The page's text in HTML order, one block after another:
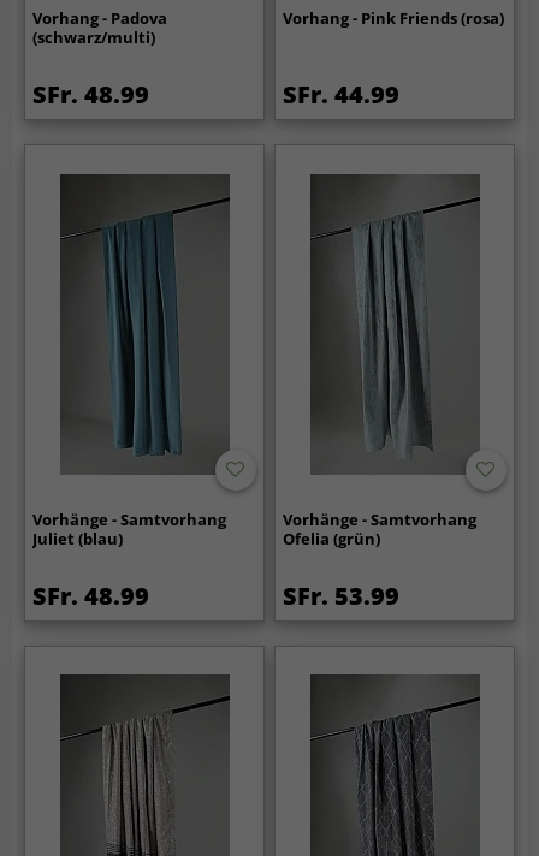
Vorhang - Padova
(schwarz/multi)
SFr. 48.99
Vorhang - Pink Friends (rosa)
SFr. 44.99
Vorhänge - Samtvorhang
Juliet (blau)
SFr. 48.99
Vorhänge - Samtvorhang
Ofelia (grün)
SFr. 53.99